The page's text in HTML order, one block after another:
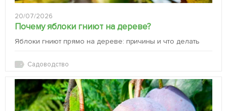
20/07/2026
Почему яблоки гниют на дереве?
Яблоки гниют прямо на дереве: причины и что делать
Садоводство